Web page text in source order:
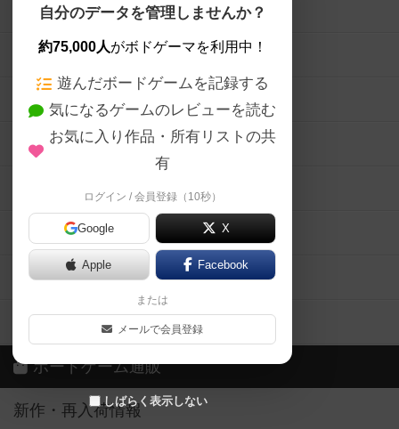
自分のデータを管理しませんか？
約75,000人がボドゲーマを利用中！
遊んだボードゲームを記録する
気になるゲームのレビューを読む
お気に入り作品・所有リストの共
有
ログイン / 会員登録（10秒）
Google X
Apple Facebook
または
メールで会員登録
しばらく表示しない
ボードゲームを検索する
ボードゲームの新着レビュー
ボードゲーム会情報
メカニクス特集
掲示板・トピックス
ボドとも・会員一覧
ボードゲーム業界コラム
ボドゲーマご利用案内
ボードゲーム通販
新作・再入荷情報